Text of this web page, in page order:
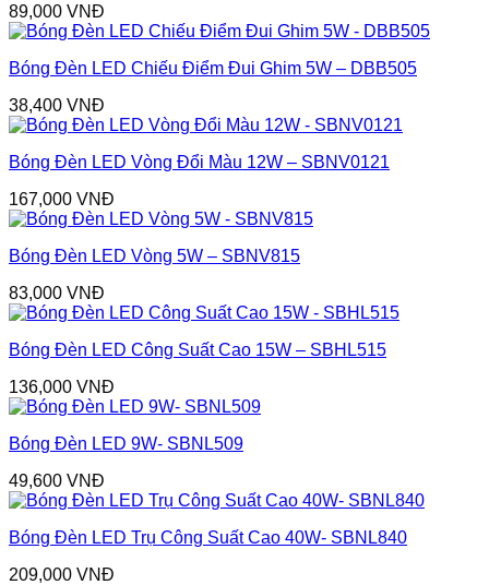
89,000 VNĐ
Bóng Đèn LED Chiếu Điểm Đui Ghim 5W – DBB505
38,400 VNĐ
Bóng Đèn LED Vòng Đổi Màu 12W – SBNV0121
167,000 VNĐ
Bóng Đèn LED Vòng 5W – SBNV815
83,000 VNĐ
Bóng Đèn LED Công Suất Cao 15W – SBHL515
136,000 VNĐ
Bóng Đèn LED 9W- SBNL509
49,600 VNĐ
Bóng Đèn LED Trụ Công Suất Cao 40W- SBNL840
209,000 VNĐ